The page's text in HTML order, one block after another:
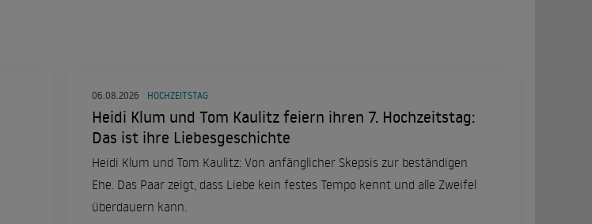
06.08.2026 HOCHZEITSTAG
Heidi Klum und Tom Kaulitz feiern ihren 7. Hochzeitstag:
Das ist ihre Liebesgeschichte
Heidi Klum und Tom Kaulitz: Von anfänglicher Skepsis zur beständigen
Ehe. Das Paar zeigt, dass Liebe kein festes Tempo kennt und alle Zweifel
überdauern kann.